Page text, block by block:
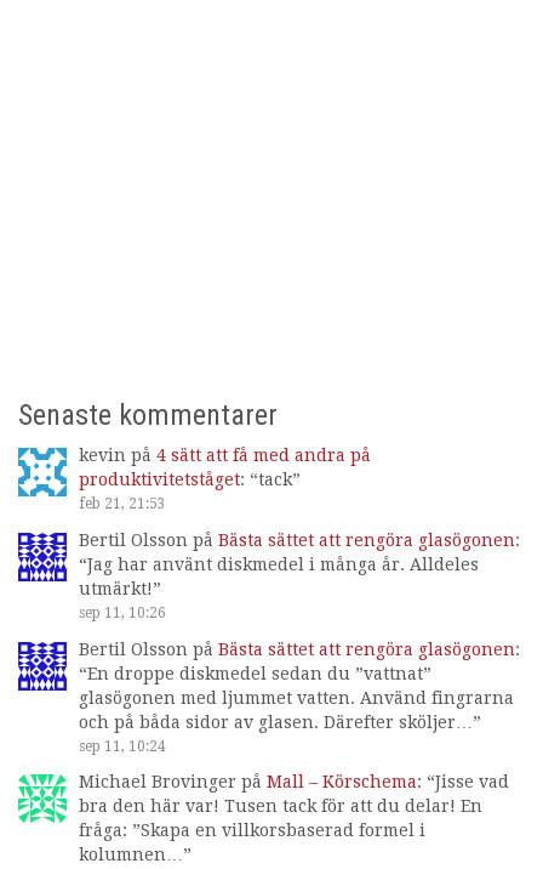
Senaste kommentarer
kevin på 4 sätt att få med andra på
produktivitetståget: “tack”
feb 21, 21:53
Bertil Olsson på Bästa sättet att rengöra glasögonen:
“Jag har använt diskmedel i många år. Alldeles
utmärkt!”
sep 11, 10:26
Bertil Olsson på Bästa sättet att rengöra glasögonen:
“En droppe diskmedel sedan du ”vattnat”
glasögonen med ljummet vatten. Använd fingrarna
och på båda sidor av glasen. Därefter sköljer… ”
sep 11, 10:24
Michael Brovinger på Mall – Körschema: “Jisse vad
bra den här var! Tusen tack för att du delar! En
fråga: ”Skapa en villkorsbaserad formel i
kolumnen…”